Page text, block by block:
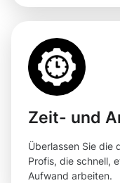
Zeit- und
Überlassen Sie die
Profis, die schnell,
Aufwand arbeiten.